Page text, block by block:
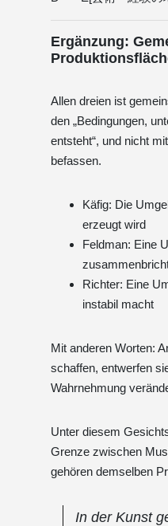
Ergänzung:
Allen dreien ist
den „Bedingungen,
entsteht“, und nicht
befassen.
Käfig: Die
erzeugt wird
Feldman: Eine
Richter: Eine
instabil macht
Mit anderen Worten:
schaffen, entwerfen
Wahrnehmung
Unter diesem
Grenze zwischen
gehören demselben
In der Kunst